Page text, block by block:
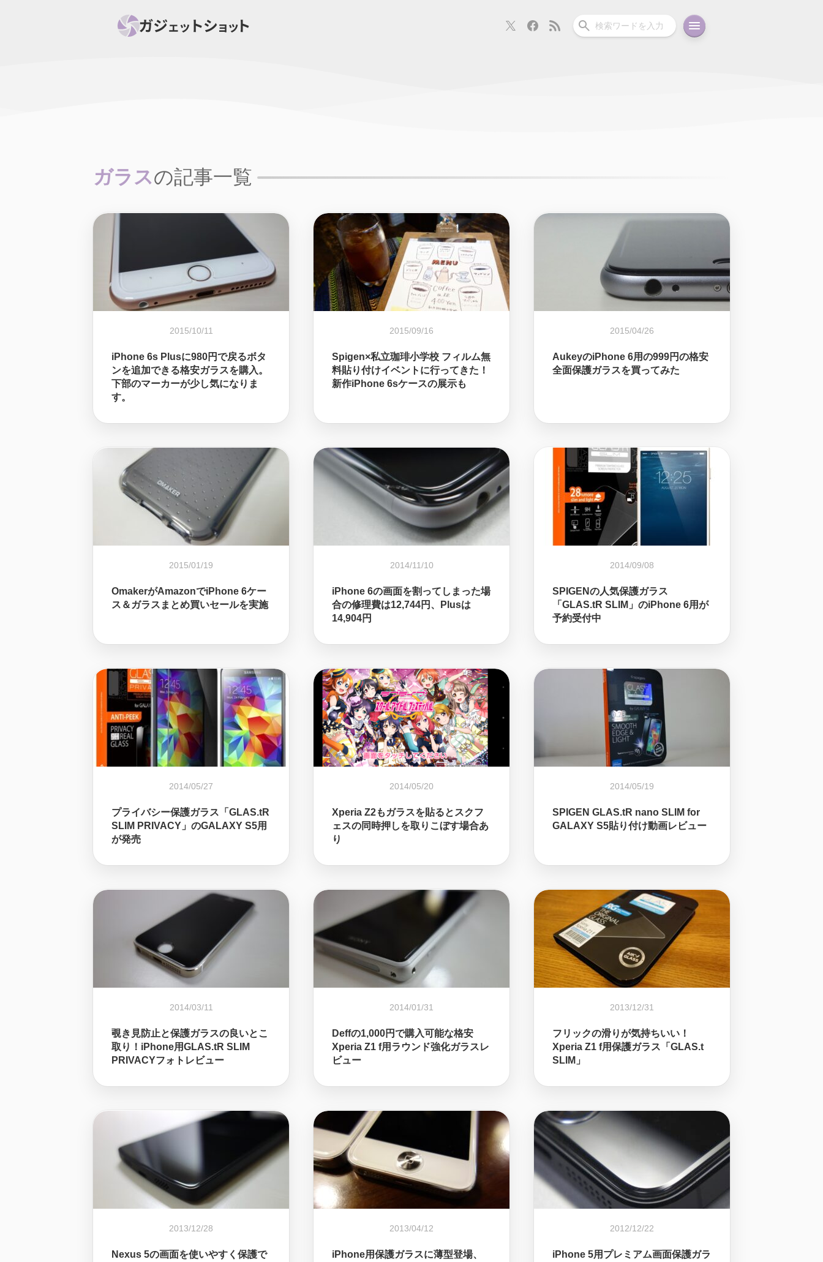
ガラスの記事一覧
2015/10/11
iPhone 6s Plusに980円で戻るボタ
ンを追加できる格安ガラスを購入。
下部のマーカーが少し気になりま
す。
2015/09/16
Spigen×私立珈琲小学校 フィルム無
料貼り付けイベントに行ってきた！
新作iPhone 6sケースの展示も
2015/04/26
AukeyのiPhone 6用の999円の格安
全面保護ガラスを買ってみた
2015/01/19
OmakerがAmazonでiPhone 6ケー
ス＆ガラスまとめ買いセールを実施
2014/11/10
iPhone 6の画面を割ってしまった場
合の修理費は12,744円、Plusは
14,904円
2014/09/08
SPIGENの人気保護ガラス
「GLAS.tR SLIM」のiPhone 6用が
予約受付中
2014/05/27
プライバシー保護ガラス「GLAS.tR
SLIM PRIVACY」のGALAXY S5用
が発売
2014/05/20
Xperia Z2もガラスを貼るとスクフ
ェスの同時押しを取りこぼす場合あ
り
2014/05/19
SPIGEN GLAS.tR nano SLIM for
GALAXY S5貼り付け動画レビュー
2014/03/11
覗き見防止と保護ガラスの良いとこ
取り！iPhone用GLAS.tR SLIM
PRIVACYフォトレビュー
2014/01/31
Deffの1,000円で購入可能な格安
Xperia Z1 f用ラウンド強化ガラスレ
ビュー
2013/12/31
フリックの滑りが気持ちいい！
Xperia Z1 f用保護ガラス「GLAS.t
SLIM」
2013/12/28
Nexus 5の画面を使いやすく保護で
2013/04/12
iPhone用保護ガラスに薄型登場、
2012/12/22
iPhone 5用プレミアム画面保護ガラ